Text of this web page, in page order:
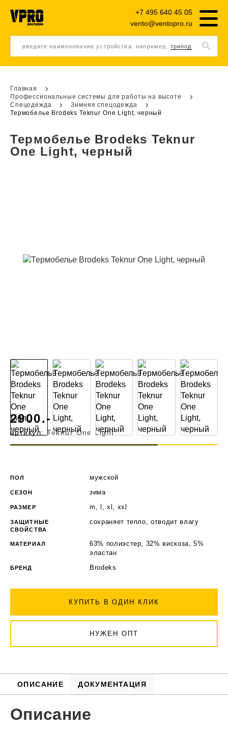
введите наименование устройства. например, трипод
vento@ventopro.ru
+7 495 640 45 05
Главная
Профессиональные системы для работы на высоте
Спецодежда
Зимняя спецодежда
Термобелье Brodeks Teknur One Light, черный
Термобелье Brodeks Teknur
One Light, черный
ПОЛ мужской
СЕЗОН зима
РАЗМЕР m, l, xl, xxl
ЗАЩИТНЫЕ
СВОЙСТВА
сохраняет тепло, отводит влагу
МАТЕРИАЛ
63% полиэстер, 32% вискоза, 5%
эластан
БРЕНД Brodeks
КУПИТЬ В ОДИН КЛИК
НУЖЕН ОПТ
2900.-
артикул:Teknur One Light
ОПИСАНИЕ ДОКУМЕНТАЦИЯ
Описание